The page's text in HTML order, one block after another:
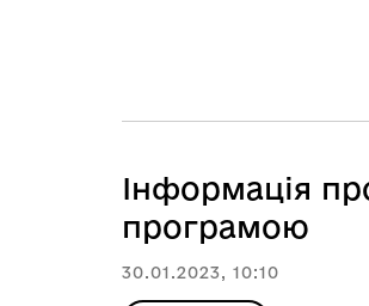
Інформація
програмою
30.01.2023, 10:10